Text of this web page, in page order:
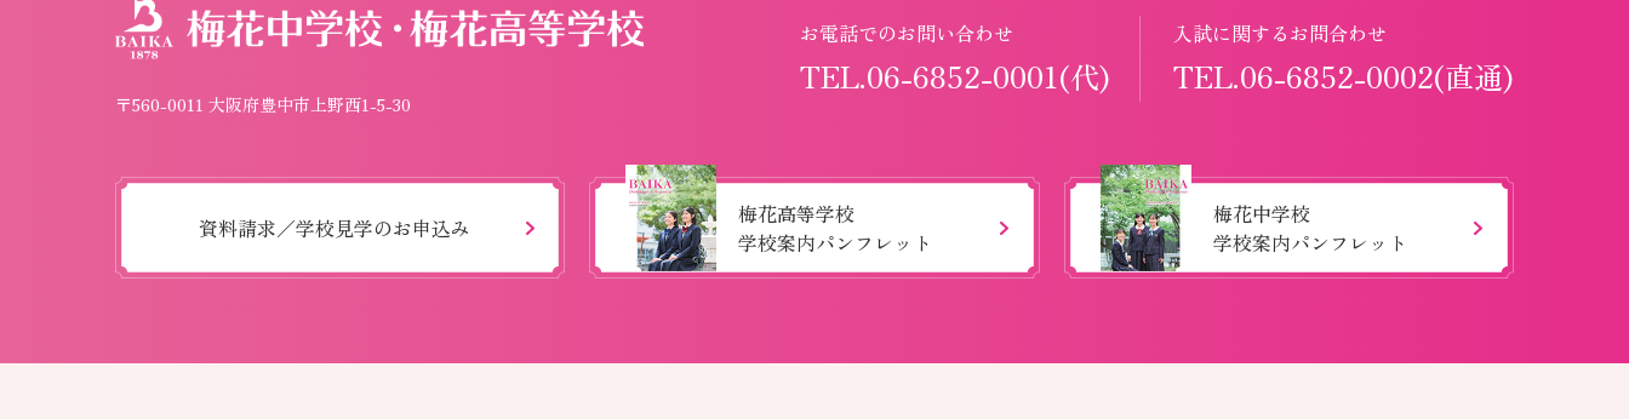
〒560-0011 大阪府豊中市上野西1-5-30
お電話でのお問い合わせ
TEL.06-6852-0001(代)
入試に関するお問合わせ
TEL.06-6852-0002(直通)
資料請求／学校見学のお申込み
梅花高等学校
学校案内パンフレット
梅花中学校
学校案内パンフレット